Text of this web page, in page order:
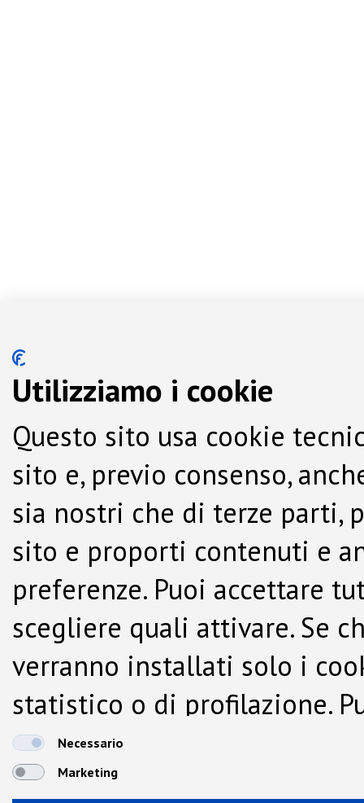
Utilizziamo i cookie
Questo sito usa cookie
sito e, previo consenso,
sia nostri che di terze parti,
sito e proporti contenuti e
preferenze. Puoi accettare
scegliere quali attivare. Se
verranno installati solo i
statistico o di profilazione.
dalla Cookie Policy.
Necessario
Marketing